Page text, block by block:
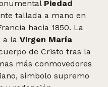
Piedad
tallada a mano en
hacia 1850. La
a la Virgen María
de Cristo tras la
más conmovedores
símbolo supremo